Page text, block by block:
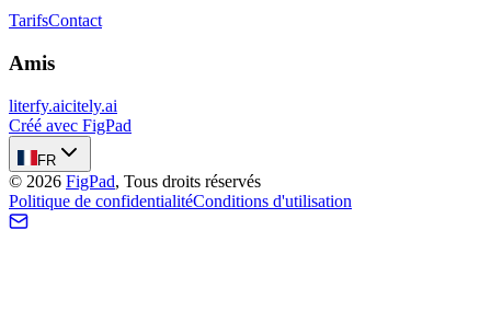
TarifsContact
Amis
literfy.aicitely.ai
Créé avec FigPad
FR
© 2026 FigPad, Tous droits réservés
Politique de confidentialitéConditions d'utilisation